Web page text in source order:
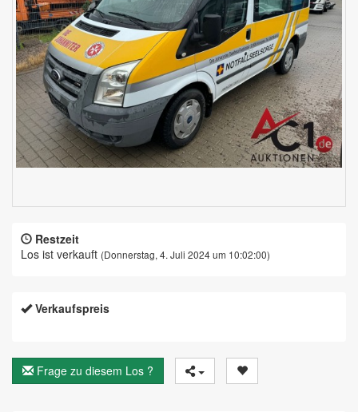
Restzeit
Los ist verkauft (Donnerstag, 4. Juli 2024 um 10:02:00)
Verkaufspreis
Frage zu diesem Los ?